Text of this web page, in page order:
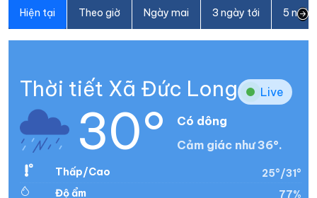
Hiện tại Theo giờ Ngày mai 3 ngày tới 5
Thời tiết Xã Đức Long Live
30°
Có dông
Cảm giác như 36°.
Thấp/Cao
25°/31°
Độ ẩm
77%